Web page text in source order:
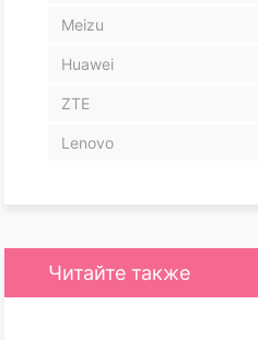
Meizu
Huawei
ZTE
Lenovo
Читайте также